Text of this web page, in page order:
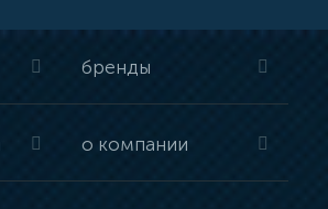
бренды
о компании